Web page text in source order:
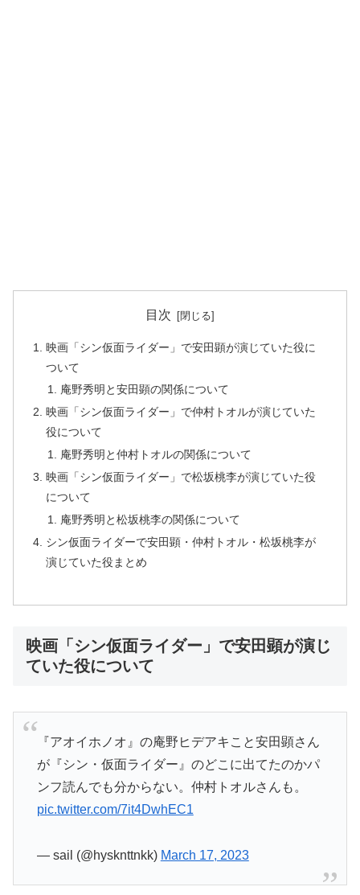
目次
映画「シン仮面ライダー」で安田顕が演じていた役に
ついて
庵野秀明と安田顕の関係について
映画「シン仮面ライダー」で仲村トオルが演じていた
役について
庵野秀明と仲村トオルの関係について
映画「シン仮面ライダー」で松坂桃李が演じていた役
について
庵野秀明と松坂桃李の関係について
シン仮面ライダーで安田顕・仲村トオル・松坂桃李が
演じていた役まとめ
映画「シン仮面ライダー」で安田顕が演じ
ていた役について
『アオイホノオ』の庵野ヒデアキこと安田顕さん
が『シン・仮面ライダー』のどこに出てたのかパ
ンフ読んでも分からない。仲村トオルさんも。
pic.twitter.com/7it4DwhEC1
— sail (@hysknttnkk) March 17, 2023